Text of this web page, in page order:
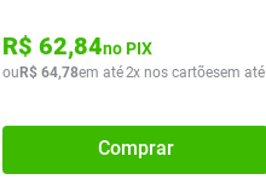
R$ 30,96
R$ 62,84no PIX
ouR$ 64,78em até2x nos cartõesem até
Comprar